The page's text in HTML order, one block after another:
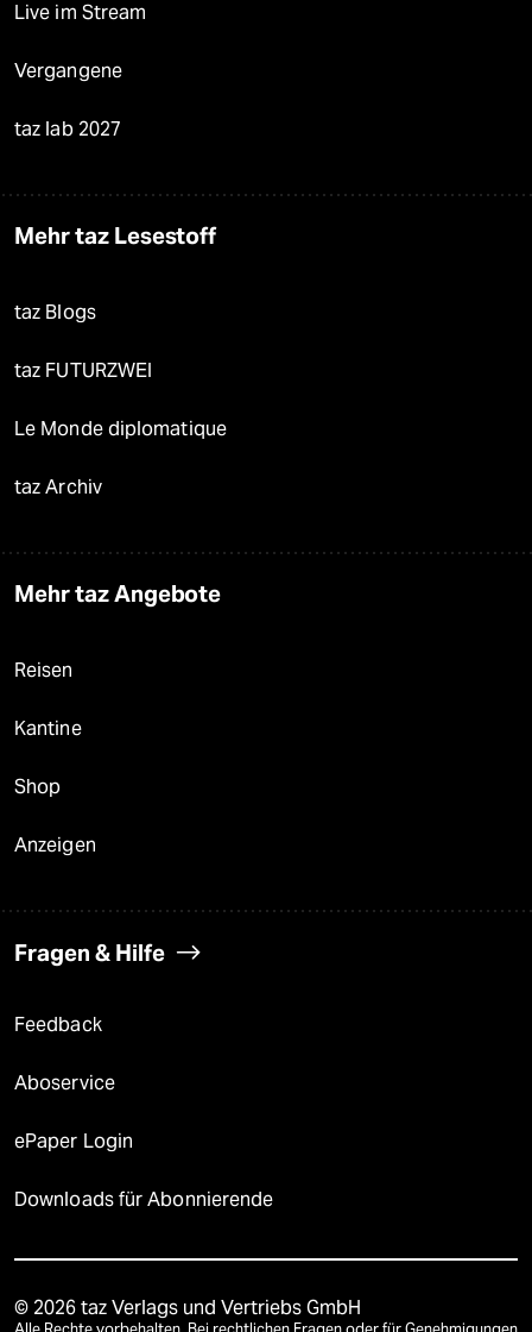
Live im Stream
Vergangene
taz lab 2027
Mehr taz Lesestoff
taz Blogs
taz FUTURZWEI
Le Monde diplomatique
taz Archiv
Mehr taz Angebote
Reisen
Kantine
Shop
Anzeigen
Fragen & Hilfe
Feedback
Aboservice
ePaper Login
Downloads für Abonnierende
© 2026 taz Verlags und Vertriebs GmbH